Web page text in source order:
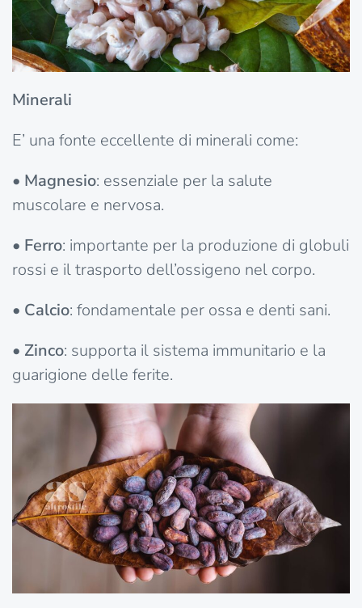
Minerali
E’ una fonte eccellente di minerali come:
• Magnesio: essenziale per la salute
muscolare e nervosa.
• Ferro: importante per la produzione di globuli
rossi e il trasporto dell’ossigeno nel corpo.
• Calcio: fondamentale per ossa e denti sani.
• Zinco: supporta il sistema immunitario e la
guarigione delle ferite.